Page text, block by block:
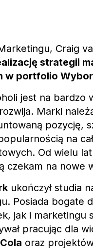
Craig
strategii
w portfolio
jest na bardzo
Marki
pozycję,
na
Od wielu
czekam na nowe
ukończył studia
Posiada bogate
jak i marketingu
pracując dla
oraz